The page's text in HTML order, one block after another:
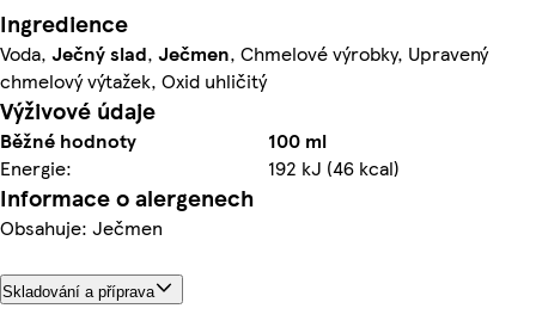
Ingredience
Voda, Ječnýslad, Ječmen, Chmelové výrobky, Upravený
chmelový výtažek, Oxid uhličitý
Výživové údaje
Běžné hodnoty
100 ml
Energie:
192 kJ (46 kcal)
Informace o alergenech
Obsahuje: Ječmen
Skladování a příprava